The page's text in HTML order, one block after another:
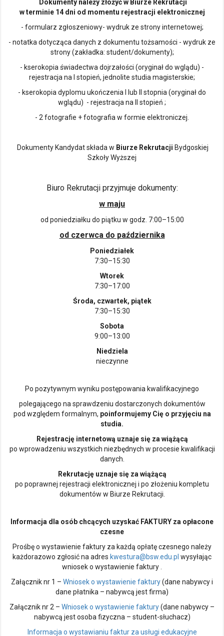
Dokumenty należy złożyć w Biurze Rekrutacji
w terminie 14 dni od momentu rejestracji elektronicznej
- formularz zgłoszeniowy- wydruk ze strony internetowej;
- notatka dotycząca danych z dokumentu tożsamości - wydruk ze
strony (zakładka: student/dokumenty);
- kserokopia świadectwa dojrzałości (oryginał do wglądu) -
rejestracja na I stopień, jednolite studia magisterskie;
- kserokopia dyplomu ukończenia I lub II stopnia (oryginał do
wglądu) - rejestracja na II stopień ;
- 2 fotografie + fotografia w formie elektroniczej.
Dokumenty Kandydat składa w Biurze Rekrutacji Bydgoskiej
Szkoły Wyższej
Biuro Rekrutacji przyjmuje dokumenty:
w maju
od poniedziałku do piątku w godz. 7:00–15:00
od czerwca do października
Poniedziałek
7:30–15:30
Wtorek
7:30–17:00
Środa, czwartek, piątek
7:30–15:30
Sobota
9:00–13:00
Niedziela
nieczynne
Po pozytywnym wyniku postępowania kwalifikacyjnego
polegającego na sprawdzeniu dostarczonych dokumentów
pod względem formalnym, poinformujemy Cię o przyjęciu na
studia.
Rejestrację internetową uznaje się za wiążącą
po wprowadzeniu wszystkich niezbędnych w procesie kwalifikacji
danych.
Rekrutację uznaje się za wiążącą
po poprawnej rejestracji elektronicznej i po złożeniu kompletu
dokumentów w Biurze Rekrutacji.
Informacja dla osób chcących uzyskać FAKTURY za opłacone
czesne
Prośbę o wystawienie faktury za każdą opłatę czesnego należy
każdorazowo zgłosić na adres kwestura@bsw.edu.pl wysyłając
wniosek o wystawienie faktury .
Załącznik nr 1 – Wniosek o wystawienie faktury(dane nabywcy i
dane płatnika – nabywcą jest firma)
Załącznik nr 2 – Wniosek o wystawienie faktury(dane nabywcy –
nabywcą jest osoba fizyczna – student-słuchacz)
Informacja o wystawianiu faktur za usługi edukacyjne